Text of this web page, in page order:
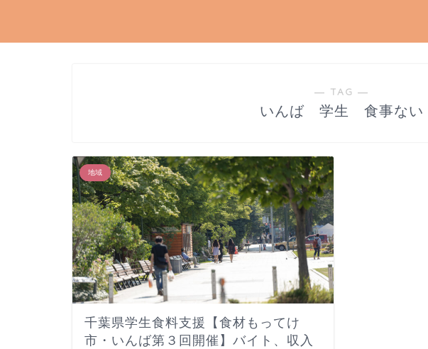
― TAG ―
いんば 学生 食事ない
地域
千葉県学生食料支援【食材もってけ
市・いんば第３回開催】バイト、収入